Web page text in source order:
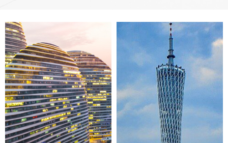
Pannelli decorativi da parete, EPannelli in carbonio
fornire soluzioni di progettazione versatili mantenendo al
contempo standard ecosostenibili.
Imballaggio Pinger
Approfondire la cooperazione con designer e architetti famosi in patria e all'estero in
tutto il mondo